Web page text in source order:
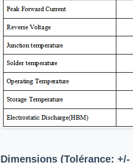
Dimensions (Tolérance: